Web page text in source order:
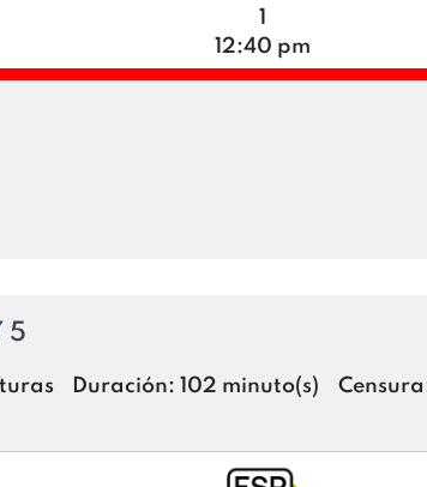
1
12:40 pm
5
Duración: 102 minuto(s)